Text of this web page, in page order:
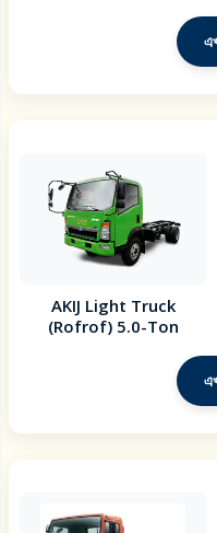
AKIJ Light Truck
(Rofrof) 5.0-Ton